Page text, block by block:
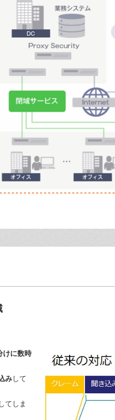
けに数時
みして
してしま